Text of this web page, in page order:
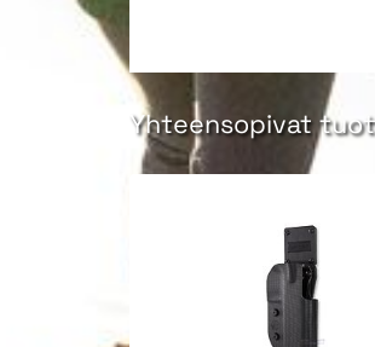
Yhteensopivat